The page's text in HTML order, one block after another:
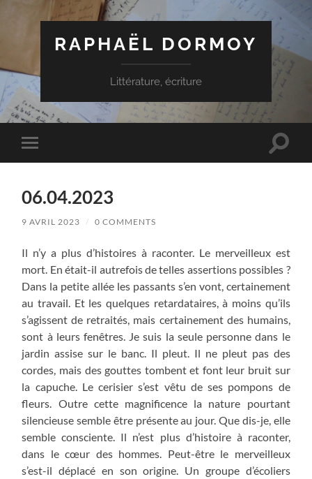
RAPHAËL DORMOY
Littérature, écriture
Toggle
mobile
Toggle
06.04.2023
9 AVRIL 2023 / 0 COMMENTS
Il n’y a plus d’histoires à raconter. Le merveilleux est
mort. En était-il autrefois de telles assertions possibles ?
Dans la petite allée les passants s’en vont, certainement
au travail. Et les quelques retardataires, à moins qu’ils
s’agissent de retraités, mais certainement des humains,
sont à leurs fenêtres. Je suis la seule personne dans le
jardin assise sur le banc. Il pleut. Il ne pleut pas des
cordes, mais des gouttes tombent et font leur bruit sur
la capuche. Le cerisier s’est vêtu de ses pompons de
fleurs. Outre cette magnificence la nature pourtant
silencieuse semble être présente au jour. Que dis-je, elle
semble consciente. Il n’est plus d’histoire à raconter,
dans le cœur des hommes. Peut-être le merveilleux
s’est-il déplacé en son origine. Un groupe d’écoliers